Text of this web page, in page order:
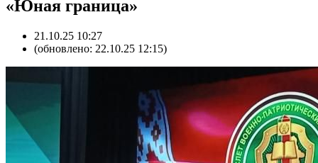
«Юная граница»
21.10.25 10:27
(обновлено: 22.10.25 12:15)